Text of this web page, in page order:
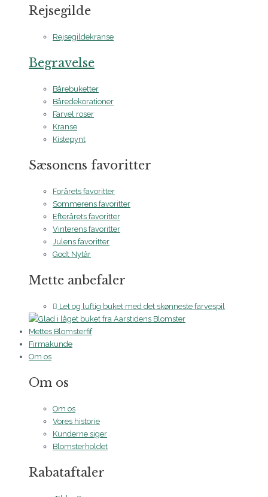
Rejsegilde
Rejsegildekranse
Begravelse
Bårebuketter
Båredekorationer
Farvel roser
Kranse
Kistepynt
Sæsonens favoritter
Forårets favoritter
Sommerens favoritter
Efterårets favoritter
Vinterens favoritter
Julens favoritter
Godt Nytår
Mette anbefaler
Let og luftig buket med det skønneste farvespil
Mettes Blomsterfif
Firmakunde
Om os
Om os
Om os
Vores historie
Kunderne siger
Blomsterholdet
Rabataftaler